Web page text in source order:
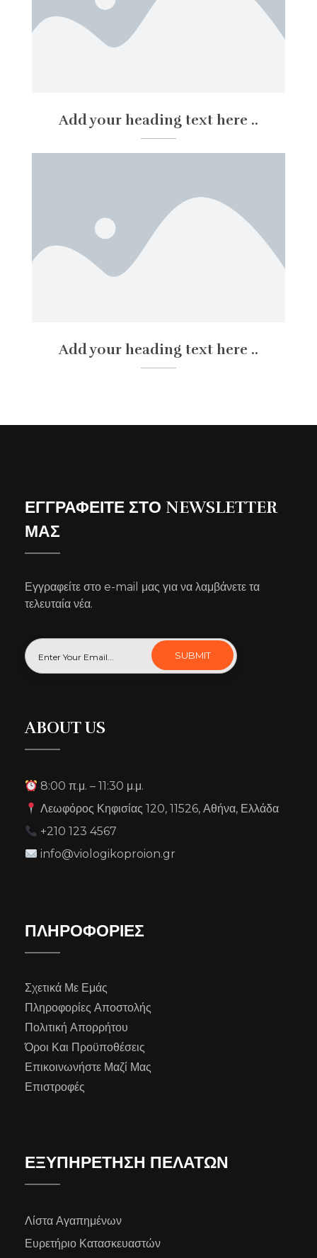
Add your heading text here ..
Add your heading text here ..
ΕΓΓΡΑΦΕΙΤΕ ΣΤΟ NEWSLETTER
ΜΑΣ
Εγγραφείτε στο e-mail μας για να λαμβάνετε τα
τελευταία νέα.
ABOUT US
8:00 π.μ. – 11:30 μ.μ.
Λεωφόρος Κηφισίας 120, 11526, Αθήνα, Ελλάδα
+210 123 4567
info@viologikoproion.gr
ΠΛΗΡΟΦΟΡΙΕΣ
Σχετικά Με Εμάς
Πληροφορίες Αποστολής
Πολιτική Απορρήτου
Όροι Και Προϋποθέσεις
Επικοινωνήστε Μαζί Μας
Επιστροφές
ΕΞΥΠΗΡΕΤΗΣΗ ΠΕΛΑΤΩΝ
Λίστα Αγαπημένων
Ευρετήριο Κατασκευαστών